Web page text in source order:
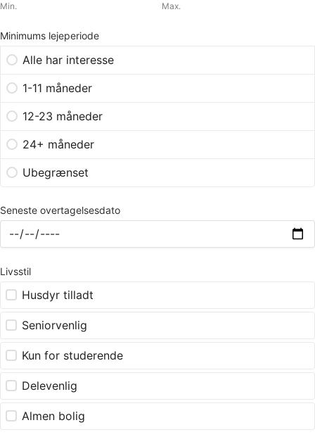
Min. Max.
Minimums lejeperiode
Alle har interesse
1-11 måneder
12-23 måneder
24+ måneder
Ubegrænset
Seneste overtagelsesdato
Livsstil
Husdyr tilladt
Seniorvenlig
Kun for studerende
Delevenlig
Almen bolig